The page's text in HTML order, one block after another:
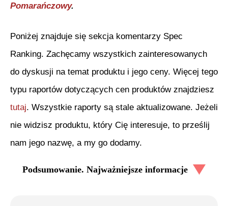
Pomarańczowy.
Poniżej znajduje się sekcja komentarzy Spec
Ranking. Zachęcamy wszystkich zainteresowanych
do dyskusji na temat produktu i jego ceny. Więcej tego
typu raportów dotyczących cen produktów znajdziesz
tutaj. Wszystkie raporty są stale aktualizowane. Jeżeli
nie widzisz produktu, który Cię interesuje, to prześlij
nam jego nazwę, a my go dodamy.
Podsumowanie. Najważniejsze informacje